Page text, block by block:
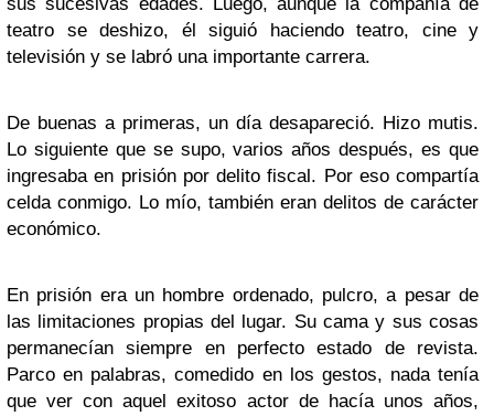
teatro se deshizo, él siguió haciendo teatro, cine y
televisión y se labró una importante carrera.
De buenas a primeras, un día desapareció. Hizo mutis.
Lo siguiente que se supo, varios años después, es que
ingresaba en prisión por delito fiscal. Por eso compartía
celda conmigo. Lo mío, también eran delitos de carácter
económico.
En prisión era un hombre ordenado, pulcro, a pesar de
las limitaciones propias del lugar. Su cama y sus cosas
permanecían siempre en perfecto estado de revista.
Parco en palabras, comedido en los gestos, nada tenía
que ver con aquel exitoso actor de hacía unos años,